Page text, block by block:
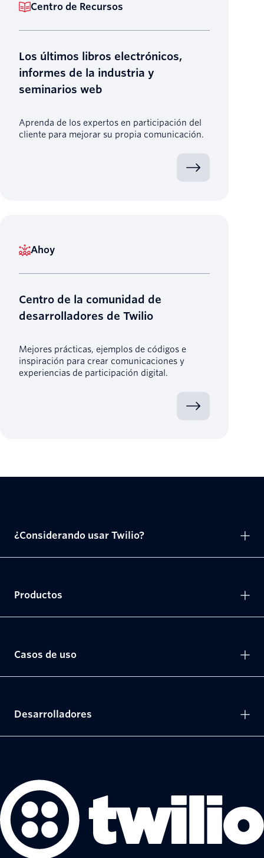
Centro de Recursos
Los últimos libros electrónicos,
informes de la industria y
seminarios web
Aprenda de los expertos en participación del
cliente para mejorar su propia comunicación.
Ahoy
Centro de la comunidad de
desarrolladores de Twilio
Mejores prácticas, ejemplos de códigos e
inspiración para crear comunicaciones y
experiencias de participación digital.
¿Considerando usar Twilio?
Productos
Casos de uso
Desarrolladores